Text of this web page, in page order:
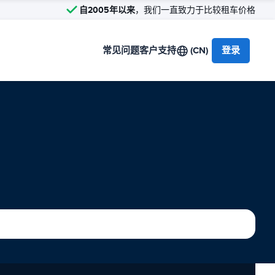
自2005年以来，我们一直致力于比较租车价格
常见问题客户支持 (CN) 登录